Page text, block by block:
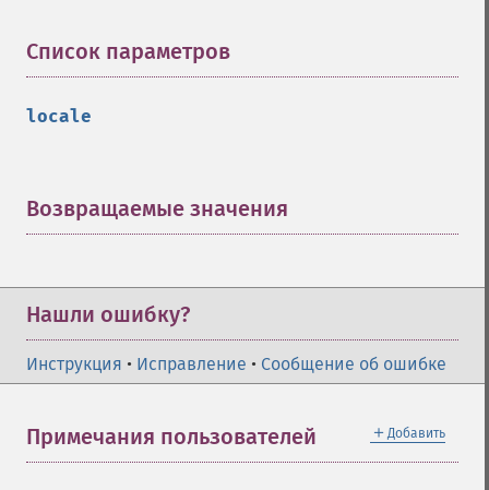
Список параметров
locale
Возвращаемые значения
Нашли ошибку?
Инструкция • Исправление • Сообщение об ошибке
＋ Добавить
Примечания пользователей